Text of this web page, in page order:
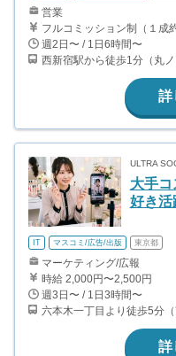
営業
週2日〜 / 1日6時間〜
西新宿駅から徒歩1分（丸ノ
詳
ULTRA
大手
好き活
IT マスコミ/広告/出版 東京都
マーケティング/広報
時給 2,000円〜2,500円
週3日〜 / 1日3時間〜
詳